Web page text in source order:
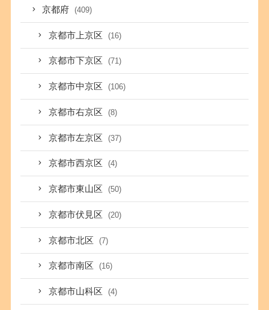
京都府 (409)
京都市上京区 (16)
京都市下京区 (71)
京都市中京区 (106)
京都市右京区 (8)
京都市左京区 (37)
京都市西京区 (4)
京都市東山区 (50)
京都市伏見区 (20)
京都市北区 (7)
京都市南区 (16)
京都市山科区 (4)